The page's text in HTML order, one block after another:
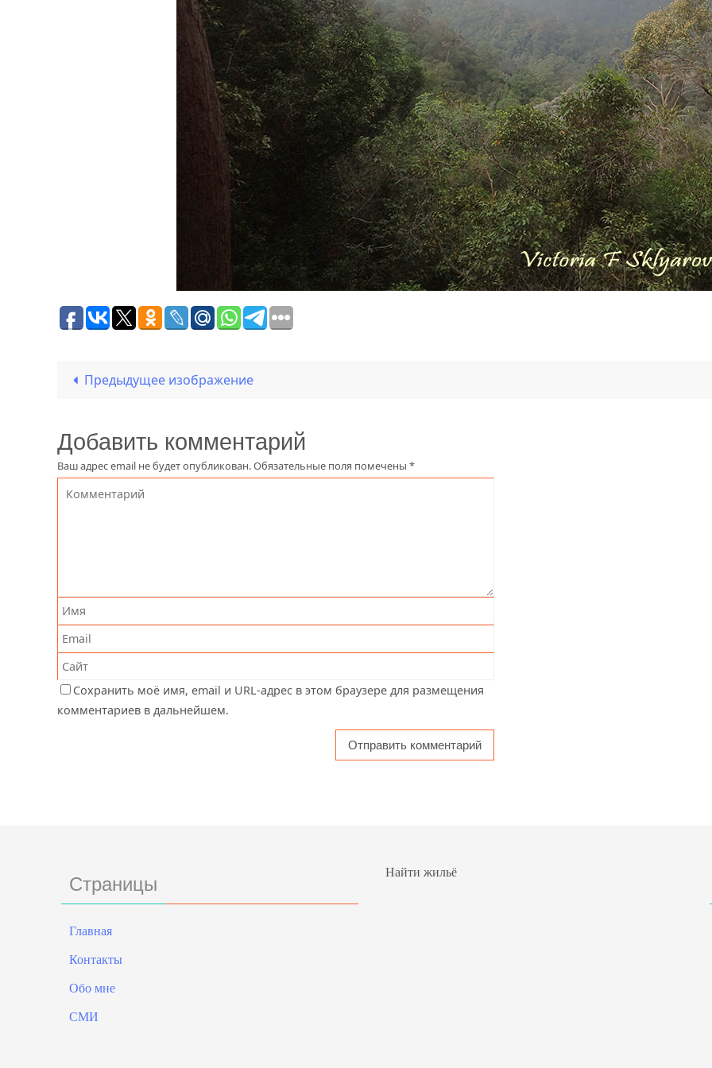
Предыдущее изображение
Добавить комментарий
Ваш адрес email не будет опубликован.Обязательные поля помечены *
Сохранить моё имя, email и URL-адрес в этом браузере для размещения
комментариев в дальнейшем.
Страницы
Главная
Контакты
Обо мне
СМИ
Найти жильё